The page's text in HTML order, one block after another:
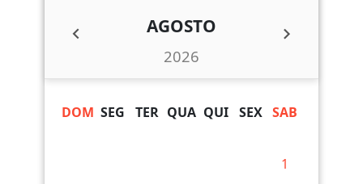
AGOSTO
2026
DOM SEG TER QUA QUI SEX SAB
1